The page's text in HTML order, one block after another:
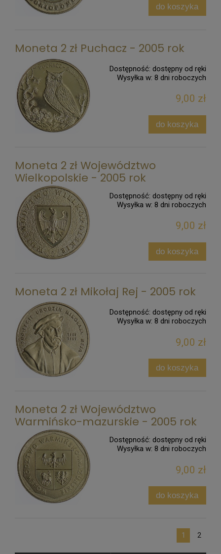
do koszyka
Moneta 2 zł Puchacz - 2005 rok
Dostępność: dostępny od ręki
Wysyłka w: 8 dni roboczych
9,00 zł
do koszyka
Moneta 2 zł Województwo
Wielkopolskie - 2005 rok
Dostępność: dostępny od ręki
Wysyłka w: 8 dni roboczych
9,00 zł
do koszyka
Moneta 2 zł Mikołaj Rej - 2005 rok
Dostępność: dostępny od ręki
Wysyłka w: 8 dni roboczych
9,00 zł
do koszyka
Moneta 2 zł Województwo
Warmińsko-mazurskie - 2005 rok
Dostępność: dostępny od ręki
Wysyłka w: 8 dni roboczych
9,00 zł
do koszyka
1 2